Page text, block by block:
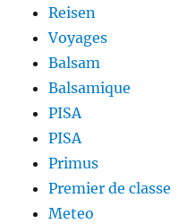
Reisen
Voyages
Balsam
Balsamique
PISA
PISA
Primus
Premier de classe
Meteo